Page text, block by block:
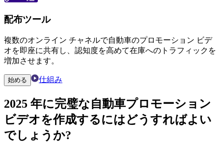
トのある自動車プロモーション ビデオを簡単に作成できる
ように支援します。
スクリプトとストーリーボードツール
Spyne の直感的なツールを使用してビデオの物語の流れを計
画し、主要な車の特徴を強調する説得力のあるストーリーラ
インを確保します。